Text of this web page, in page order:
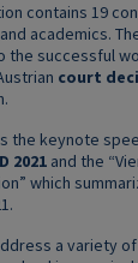
contains 19
academics.
the successful
court
the keynote
2021 and the
which
a variety